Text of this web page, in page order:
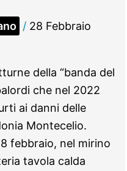
/ 28 Febbraio
della “banda del
che nel 2022
ai danni delle
Montecelio.
febbraio, nel mirino
tavola calda